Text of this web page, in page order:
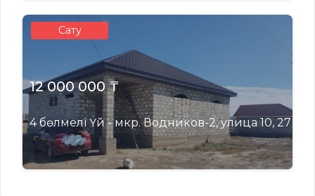
Сату
12 000 000 ₸
4 бөлмелі Үй - мкр. Водников-2, улица 10, 27